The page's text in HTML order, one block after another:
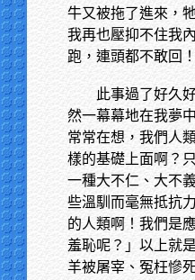
牛又被拖了進來，
我再也壓抑不住我
跑，連頭都不敢回！
此事過了好久
然一幕幕地在我夢
常常在想，我們人
樣的基礎上面啊？
一種大不仁、大不
些溫馴而毫無抵抗
的人類啊！我們是
羞恥呢？」以上就
羊被屠宰、冤枉慘